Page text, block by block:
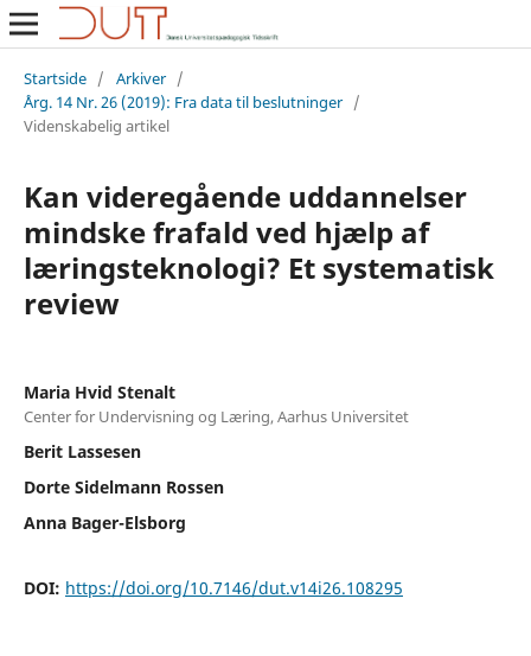
Startside / Arkiver /
Årg. 14 Nr. 26 (2019): Fra data til beslutninger /
Videnskabelig artikel
Kan videregående uddannelser
mindske frafald ved hjælp af
læringsteknologi? Et systematisk
review
Maria Hvid Stenalt
Center for Undervisning og Læring, Aarhus Universitet
Berit Lassesen
Dorte Sidelmann Rossen
Anna Bager-Elsborg
DOI: https://doi.org/10.7146/dut.v14i26.108295